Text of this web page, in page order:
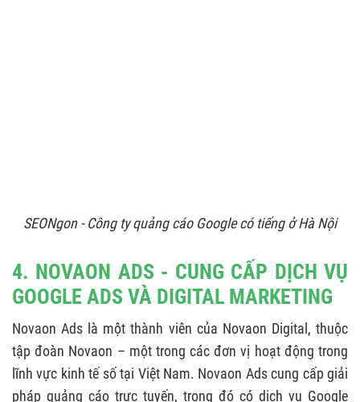
SEONgon - Công ty quảng cáo Google có tiếng ở Hà Nội
4. NOVAON ADS - CUNG CẤP DỊCH VỤ
GOOGLE ADS VÀ DIGITAL MARKETING
Novaon Ads là một thành viên của Novaon Digital, thuộc
tập đoàn Novaon – một trong các đơn vị hoạt động trong
lĩnh vực kinh tế số tại Việt Nam. Novaon Ads cung cấp giải
pháp quảng cáo trực tuyến, trong đó có dịch vụ Google